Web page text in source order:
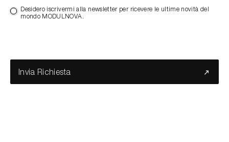
Desidero iscrivermi alla newsletter per ricevere le ultime novità del
mondo MODULNOVA.
Invia Richiesta